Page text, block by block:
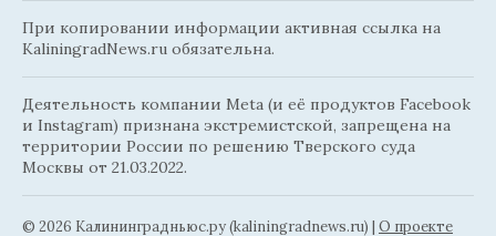
При копировании информации активная ссылка на
KaliningradNews.ru обязательна.
Деятельность компании Meta (и её продуктов Facebook
и Instagram) признана экстремистской, запрещена на
территории России по решению Тверского суда
Москвы от 21.03.2022.
© 2026 Калининградньюc.ру (kaliningradnews.ru) | О проекте